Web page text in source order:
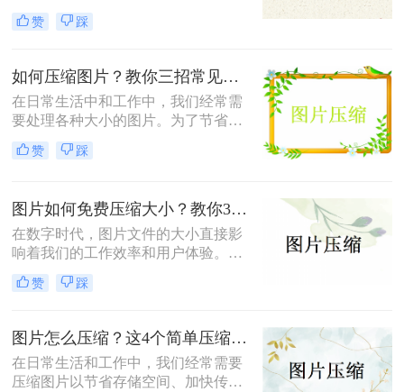
小，既能节省存储空间又能保证图片
质量，成为了一项重要的技能。本文
缩方法。
但这也导致了单张图片的文件大小动
辄数兆字节（MB），给存储、传输
件附件限制、社交媒体上传要求或网
页加载速度优化的需求，将照片压缩
至500K以内成为了许多用户迫切需要
掌握的一项技能。那么照片怎么压缩
500k以内呢？本文将详细介绍五种简
单易行的照片压缩方法，帮助您轻松
赞 踩
如何压缩图片？教你三招常见压缩方法！
在日常生活中和工作中，我们经常需
要处理各种大小的图片。为了节省存
储空间、加快文件传输速度或优化网
页加载性能，压缩图片成为了一项必
赞 踩
图片如何免费压缩大小？教你3个压缩图片的好方法！
在数字时代，图片文件的大小直接影
响着我们的工作效率和用户体验。无
论是为了加快网页加载速度、适应特
定平台的上传要求还是节省存储空
项非常重要的技能。本文将介绍三种
广泛使用的图片压缩方法。
赞 踩
图片怎么压缩？这4个简单压缩方法用起来！
在日常生活和工作中，我们经常需要
压缩图片以节省存储空间、加快传输